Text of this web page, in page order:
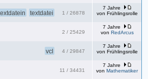
1 / 26878
textdatei
7 Jahre
von Frühlingsrolle
2 / 25429
7 Jahre
von RedArcus
4 / 29847
vcl
7 Jahre
von Frühlingsrolle
11 / 34431
7 Jahre
von Mathematiker